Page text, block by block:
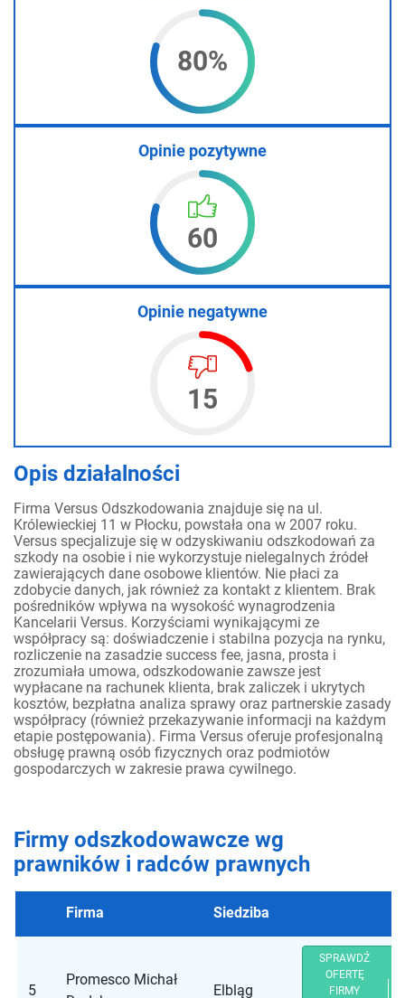
80%
Opinie pozytywne
60
Opinie negatywne
15
Opis działalności
Firma Versus Odszkodowania znajduje się na ul.
Królewieckiej 11 w Płocku, powstała ona w 2007 roku.
Versus specjalizuje się w odzyskiwaniu odszkodowań za
szkody na osobie i nie wykorzystuje nielegalnych źródeł
zawierających dane osobowe klientów. Nie płaci za
zdobycie danych, jak również za kontakt z klientem. Brak
pośredników wpływa na wysokość wynagrodzenia
Kancelarii Versus. Korzyściami wynikającymi ze
współpracy są: doświadczenie i stabilna pozycja na rynku,
rozliczenie na zasadzie success fee, jasna, prosta i
zrozumiała umowa, odszkodowanie zawsze jest
wypłacane na rachunek klienta, brak zaliczek i ukrytych
kosztów, bezpłatna analiza sprawy oraz partnerskie zasady
współpracy (również przekazywanie informacji na każdym
etapie postępowania). Firma Versus oferuje profesjonalną
obsługę prawną osób fizycznych oraz podmiotów
gospodarczych w zakresie prawa cywilnego.
Firmy odszkodowawcze wg
prawników i radców prawnych
Firma Siedziba
5
Promesco Michał
Elbląg
SPRAWDŹ
OFERTĘ
FIRMY